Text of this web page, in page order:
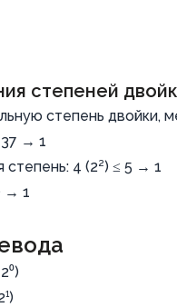
степеней
степень двойки,
37 → 1
4 (2²) ≤ 5 → 1
→ 1